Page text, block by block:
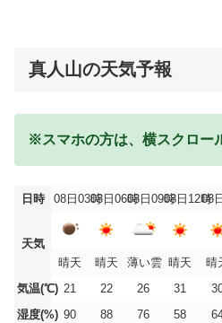
真人山の天気予報
※スマホの方は、横スクロー
日時 08日03時08日06時08日09時08日12時
08
天気
晴天
晴天 薄い雲 晴天 晴
気温(℃) 21 22 26 31
湿度(%) 90 88 76 58